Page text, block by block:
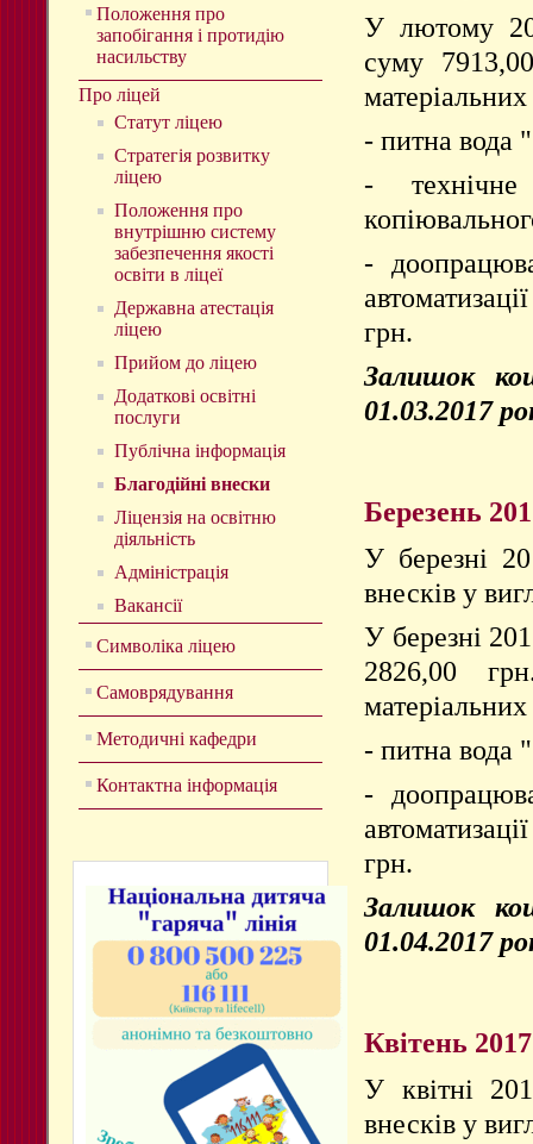
Положення про
запобігання і протидію
насильству
Про ліцей
Статут ліцею
Стратегія розвитку
ліцею
Положення про
внутрішню систему
забезпечення якості
освіти в ліцеї
Державна атестація
ліцею
Прийом до ліцею
Додаткові освітні
послуги
Публічна інформація
Благодійні внески
Ліцензія на освітню
діяльність
Адміністрація
Вакансії
Символіка ліцею
Самоврядування
Методичні кафедри
Контактна інформація
У лютому
суму
- питна вода
-
-
грн.
Залишок
01.03.2017
Березень
У березні
внесків у
У березні
2826,00
- питна вода
-
грн.
Залишок
01.04.2017
Квітень
У квітні
внесків у